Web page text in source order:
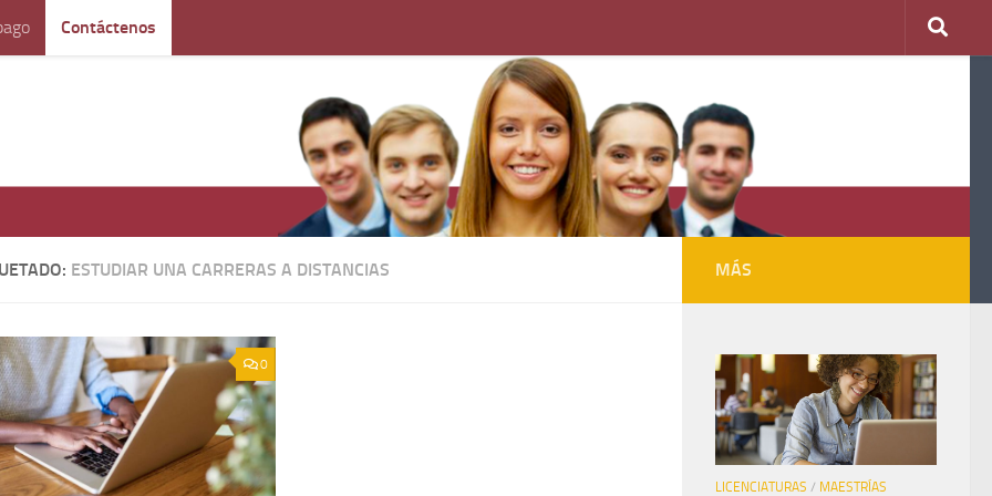
Contáctenos
ESTUDIAR UNA CARRERAS A DISTANCIAS
0
MÁS
LICENCIATURAS / MAESTRÍAS